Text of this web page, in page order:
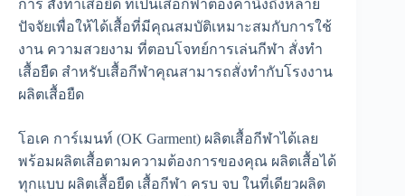
การ สั่งทำเสื้อยืด ที่เป็นเสื้อกีฬาต้องคำนึงถึงหลาย
ปัจจัยเพื่อให้ได้เสื้อที่มีคุณสมบัติเหมาะสมกับการใช้
งาน ความสวยงาม ที่ตอบโจทย์การเล่นกีฬา สั่งทำ
เสื้อยืด สำหรับเสื้อกีฬาคุณสามารถสั่งทำกับโรงงาน
ผลิตเสื้อยืด
โอเค การ์เมนท์ (OK Garment) ผลิตเสื้อกีฬาได้เลย
พร้อมผลิตเสื้อตามความต้องการของคุณ ผลิตเสื้อได้
ทุกแบบ ผลิตเสื้อยืด เสื้อกีฬา ครบ จบ ในที่เดียวผลิต